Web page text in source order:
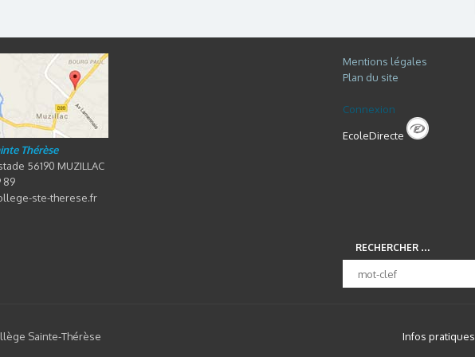
Thérèse
56190 MUZILLAC
89
ste-therese.fr
Mentions légales
Plan du site
Connexion
EcoleDirecte
RECHERCHER …
Sainte-Thérèse Infos pratiques